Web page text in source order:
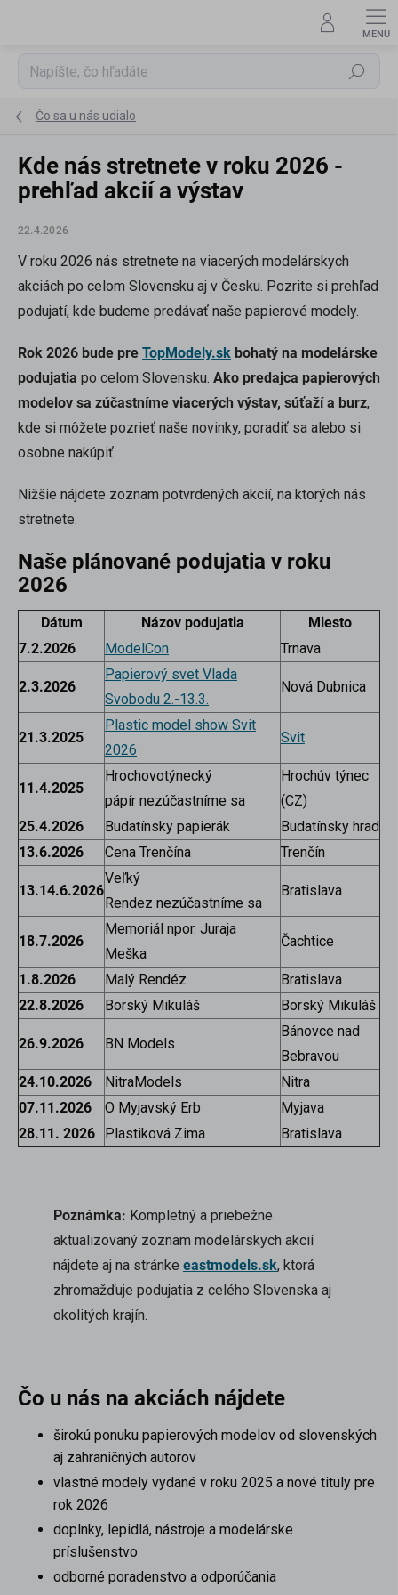
Hľadať
Čo sa u nás udialo
Kde nás stretnete v roku 2026 -
prehľad akcií a výstav
22.4.2026
V roku 2026 nás stretnete na viacerých modelárskych
akciách po celom Slovensku aj v Česku. Pozrite si prehľad
podujatí, kde budeme predávať naše papierové modely.
Rok 2026 bude pre TopModely.sk bohatý na modelárske
podujatia po celom Slovensku. Ako predajca papierových
modelov sa zúčastníme viacerých výstav, súťaží a burz,
kde si môžete pozrieť naše novinky, poradiť sa alebo si
osobne nakúpiť.
Nižšie nájdete zoznam potvrdených akcií, na ktorých nás
stretnete.
Naše plánované podujatia v roku
2026
Dátum Názov podujatia
Miesto
7.2.2026
ModelCon Trnava
2.3.2026
Papierový svet Vlada
Svobodu 2.-13.3.
Nová Dubnica
21.3.2025
Plastic model show Svit
2026
Svit
11.4.2025
Hrochovotýnecký
pápír nezúčastníme sa
Hrochúv týnec
(CZ)
25.4.2026
Budatínsky papierák
Budatínsky hrad
13.6.2026
Cena Trenčína Trenčín
13.14.6.2026
Veľký
Rendez nezúčastníme sa
Bratislava
18.7.2026
Memoriál npor. Juraja
Meška
Čachtice
1.8.2026 Malý Rendéz
Bratislava
22.8.2026
Borský Mikuláš Borský Mikuláš
26.9.2026 BN Models
Bánovce nad
Bebravou
24.10.2026
NitraModels
Nitra
07.11.2026
O Myjavský Erb
Myjava
28.11. 2026
Plastiková Zima Bratislava
Poznámka: Kompletný a priebežne
aktualizovaný zoznam modelárskych akcií
nájdete aj na stránke eastmodels.sk, ktorá
zhromažďuje podujatia z celého Slovenska aj
okolitých krajín.
Čo u nás na akciách nájdete
širokú ponuku papierových modelov od slovenských
aj zahraničných autorov
vlastné modely vydané v roku 2025 a nové tituly pre
rok 2026
doplnky, lepidlá, nástroje a modelárske
príslušenstvo
odborné poradenstvo a odporúčania